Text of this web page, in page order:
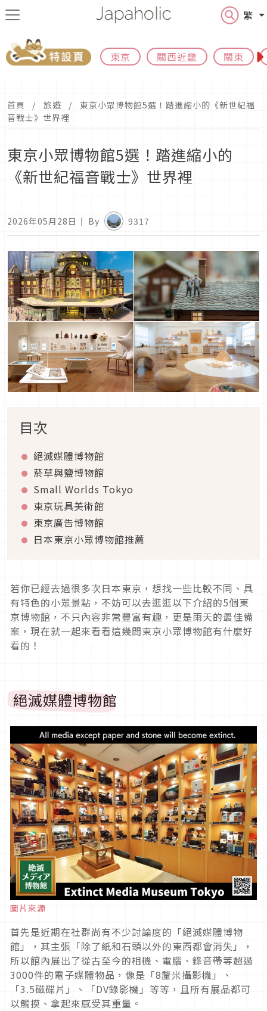
繁
東京 關西近畿 關東
首頁 旅遊
東京小眾博物館5選！踏進縮小的《新世紀福
音戰士》世界裡
東京小眾博物館5選！踏進縮小的
《新世紀福音戰士》世界裡
2026年05月28日 ｜ By 9317
目次
絕滅媒體博物館
菸草與鹽博物館
Small Worlds Tokyo
東京玩具美術館
東京廣告博物館
日本東京小眾博物館推薦
若你已經去過很多次日本東京，想找一些比較不同、具
有特色的小眾景點，不妨可以去逛逛以下介紹的5個東
京博物館，不只內容非常豐富有趣，更是雨天的最佳備
案，現在就一起來看看這幾間東京小眾博物館有什麼好
看的！
絕滅媒體博物館
圖片來源
首先是近期在社群尚有不少討論度的「絕滅媒體博物
館」，其主張「除了紙和石頭以外的東西都會消失」，
所以館內展出了從古至今的相機、電腦、錄音帶等超過
3000件的電子媒體物品，像是「8釐米攝影機」、
「3.5磁碟片」、「DV錄影機」等等，且所有展品都可
以觸摸、拿起來感受其重量。